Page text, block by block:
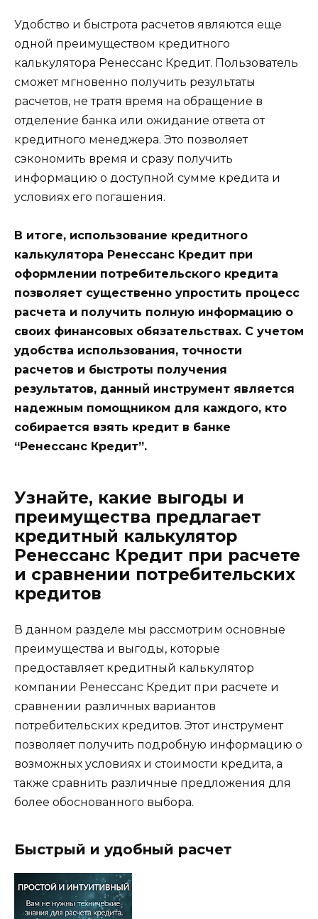
Удобство и быстрота расчетов являются еще
одной преимуществом кредитного
калькулятора Ренессанс Кредит. Пользователь
сможет мгновенно получить результаты
расчетов, не тратя время на обращение в
отделение банка или ожидание ответа от
кредитного менеджера. Это позволяет
сэкономить время и сразу получить
информацию о доступной сумме кредита и
условиях его погашения.
В итоге, использование кредитного
калькулятора Ренессанс Кредит при
оформлении потребительского кредита
позволяет существенно упростить процесс
расчета и получить полную информацию о
своих финансовых обязательствах. С учетом
удобства использования, точности
расчетов и быстроты получения
результатов, данный инструмент является
надежным помощником для каждого, кто
собирается взять кредит в банке
“Ренессанс Кредит”.
Узнайте, какие выгоды и
преимущества предлагает
кредитный калькулятор
Ренессанс Кредит при расчете
и сравнении потребительских
кредитов
В данном разделе мы рассмотрим основные
преимущества и выгоды, которые
предоставляет кредитный калькулятор
компании Ренессанс Кредит при расчете и
сравнении различных вариантов
потребительских кредитов. Этот инструмент
позволяет получить подробную информацию о
возможных условиях и стоимости кредита, а
также сравнить различные предложения для
более обоснованного выбора.
Быстрый и удобный расчет